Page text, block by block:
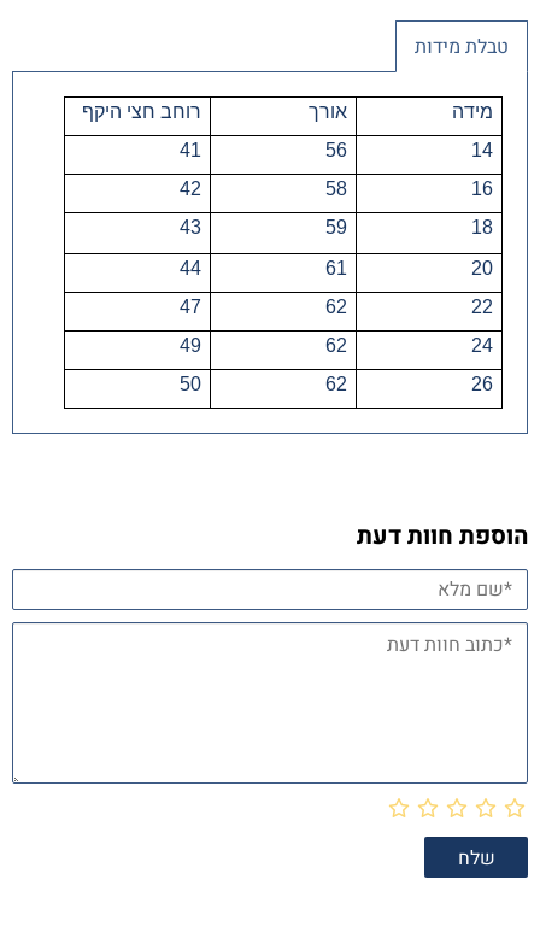
טבלת מידות
מידה אורך
רוחב חצי היקף
14
56
41
16
58
42
18
59
43
20
61
44
22
62
47
24
62
49
26
62
50
הוספת חוות דעת